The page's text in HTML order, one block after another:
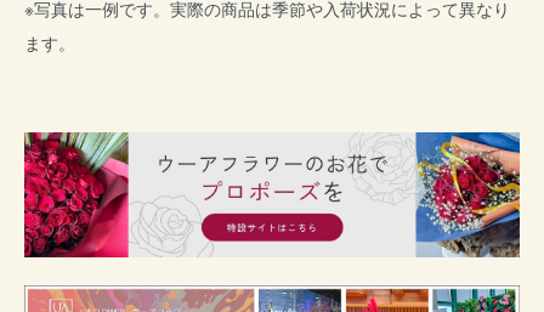
※写真は一例です。実際の商品は季節や入荷状況によって異なり
ます。